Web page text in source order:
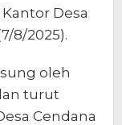
Desa
8/2025).
oleh
turut
Cendana